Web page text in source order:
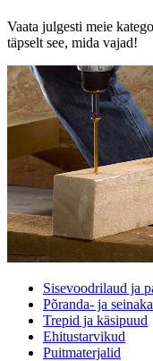
Vaata julgesti meie
täpselt see, mida vajad!
Sisevoodrilaud ja
Põranda- ja
Trepid ja käsipuud
Ehitustarvikud
Puitmaterjalid